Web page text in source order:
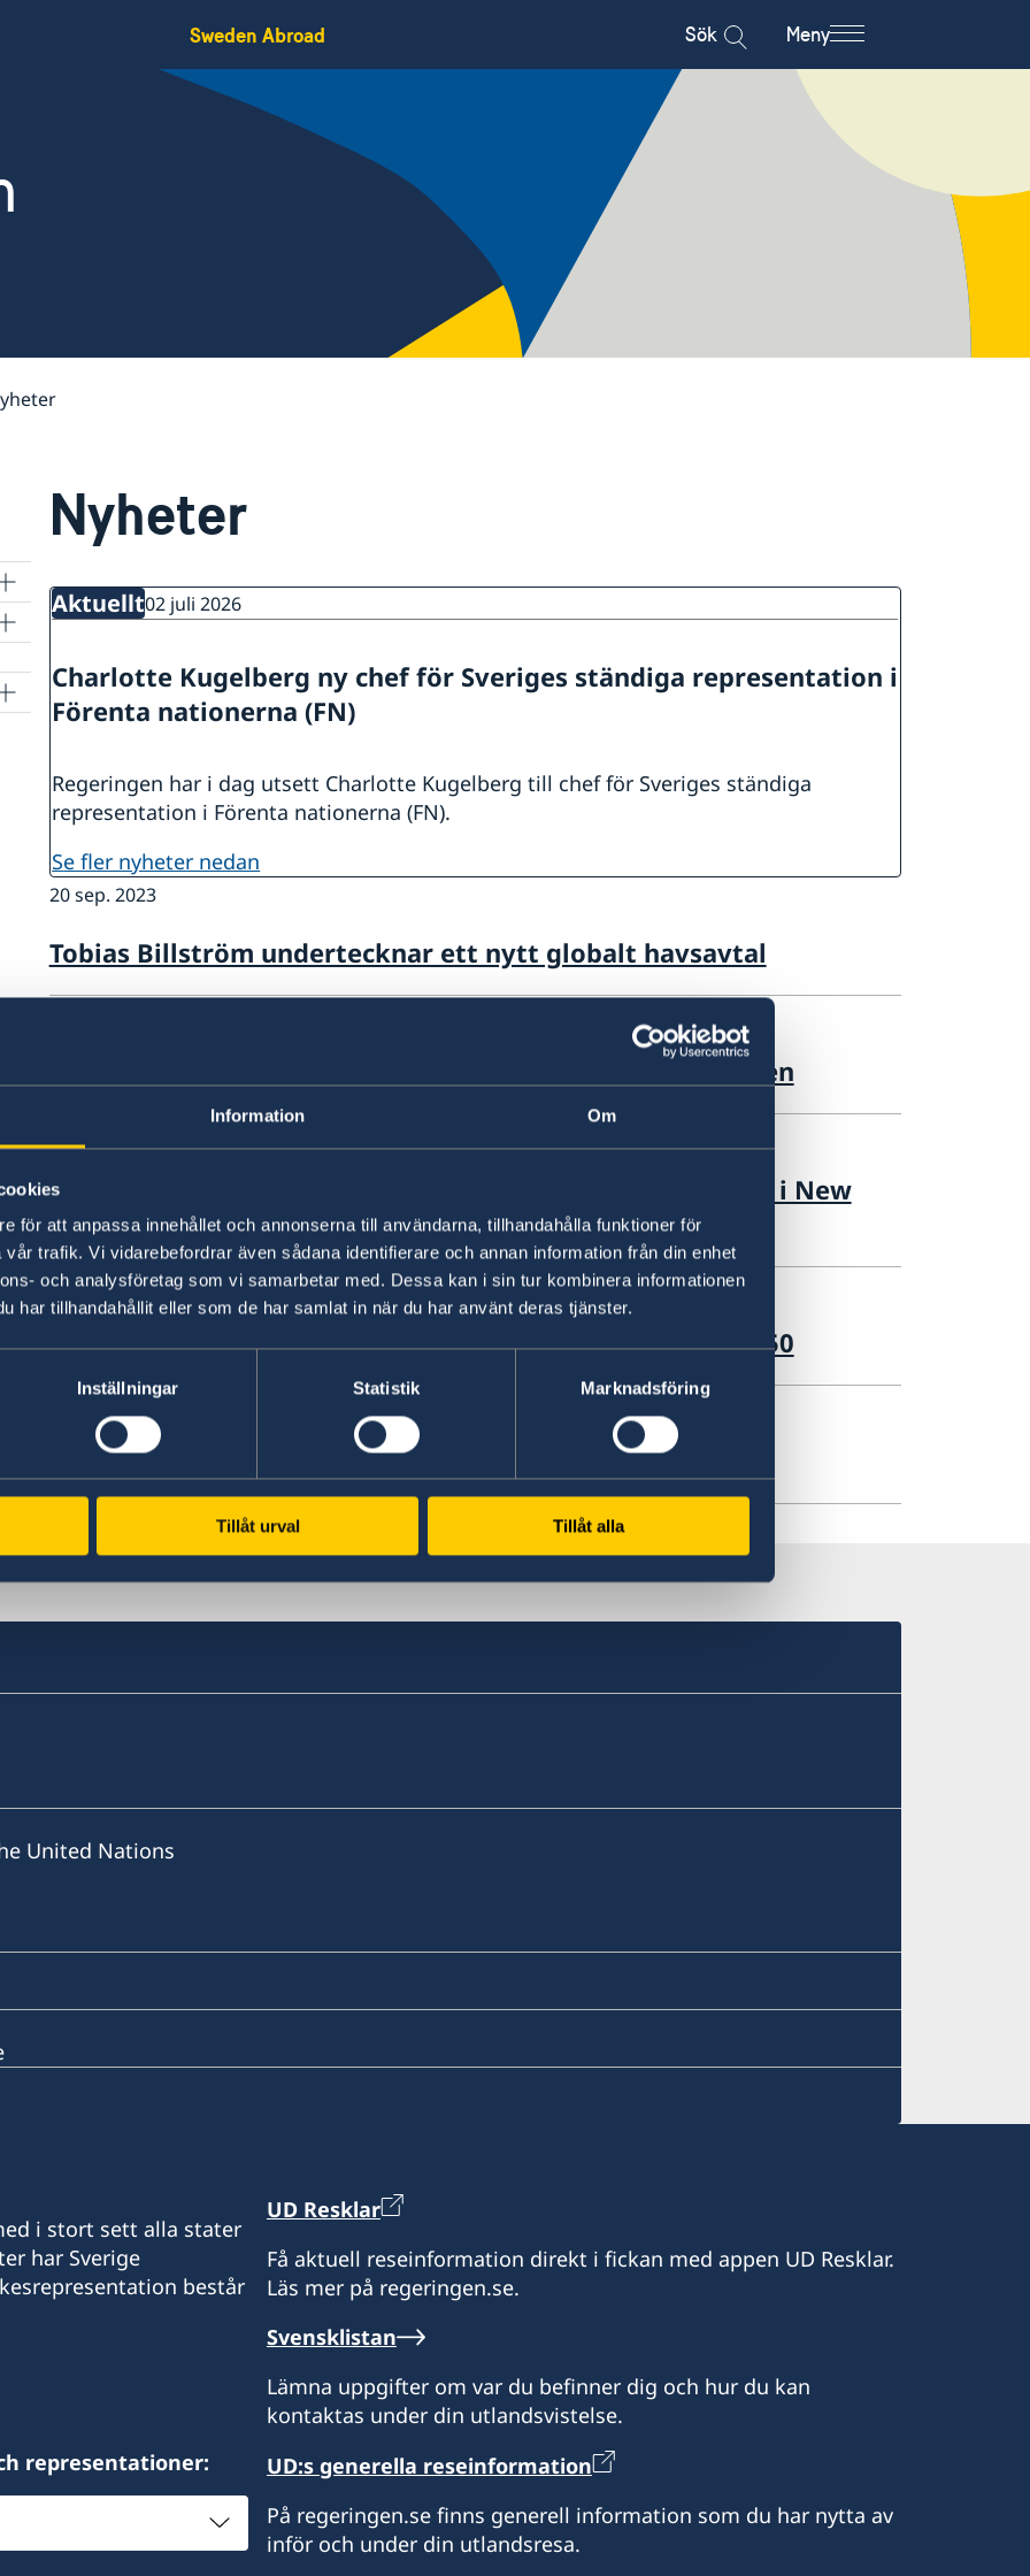
Information Om
för att anpassa innehållet och annonserna till användarna, tillhandahålla funktioner för
trafik. Vi vidarebefordrar även sådana identifierare och annan information från din enhet
och analysföretag som vi samarbetar med. Dessa kan i sin tur kombinera informationen
har tillhandahållit eller som de har samlat in när du har använt deras tjänster.
Inställningar Statistik Marknadsföring
Tillåt urval Tillåt alla
Sweden Abroad Sök Meny
Nyheter
Aktuellt02 juli 2026
Charlotte Kugelberg ny chef för Sveriges ständiga representation i
Förenta nationerna (FN)
Regeringen har i dag utsett Charlotte Kugelberg till chef för Sveriges ständiga
representation i Förenta nationerna (FN).
se fler nyheter nedan
20 sep. 2023
Tobias Billström undertecknar ett nytt globalt havsavtal
Sverige ökar stödet för att möta den globala hungerkrisen
Regeringen deltar vid FN:s generalförsamlings öppnande i New
York
08 juni 2022
Stockholmsagendan visar vägen framåt efter Stockholm50
07 juni 2022
Ungas deltagande är en central del under Stockholm50
6 »
United Nations
i stort sett alla stater
har Sverige
består
representationer:
UD Resklar
Få aktuell reseinformation direkt i fickan med appen UD Resklar.
Läs mer på regeringen.se.
Svensklistan
Lämna uppgifter om var du befinner dig och hur du kan
kontaktas under din utlandsvistelse.
UD:s generella reseinformation
På regeringen.se finns generell information som du har nytta av
inför och under din utlandsresa.